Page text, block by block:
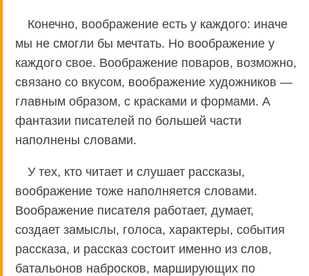
Конечно, воображение есть у каждого: иначе
мы не смогли бы мечтать. Но воображение у
каждого свое. Воображение поваров, возможно,
связано со вкусом, воображение художников —
главным образом, с красками и формами. А
фантазии писателей по большей части
наполнены словами.
У тех, кто читает и слушает рассказы,
воображение тоже наполняется словами.
Воображение писателя работает, думает,
создает замыслы, голоса, характеры, события
рассказа, и рассказ состоит именно из слов,
батальонов набросков, марширующих по